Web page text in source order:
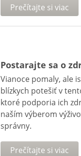
Prečítajte si viac
Postarajte sa o
Vianoce pomaly, ale
blízkych potešiť v
ktoré podporia ich
naším výberom
správny.
Prečítajte si viac